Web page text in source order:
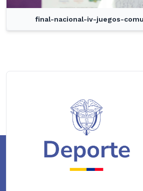
final-nacional-iv-juegos-